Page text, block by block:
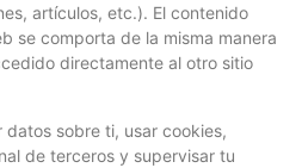
artículos, etc.). El contenido
se comporta de la misma manera
directamente al otro sitio
datos sobre ti, usar cookies,
de terceros y supervisar tu